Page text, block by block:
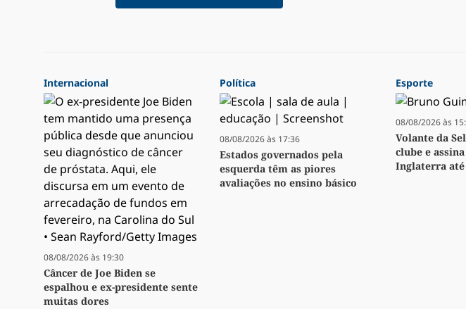
Internacional
08/08/2026 às 19:30
Câncer de Joe Biden se
espalhou e ex-presidente sente
muitas dores
Política
08/08/2026 às 17:36
Estados governados pela
esquerda têm as piores
avaliações no ensino básico
Esporte
08/08/2026 às
Volante da
clube e
Inglaterra até